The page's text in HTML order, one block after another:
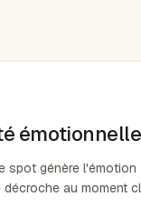
spot génère l'émotion
au moment